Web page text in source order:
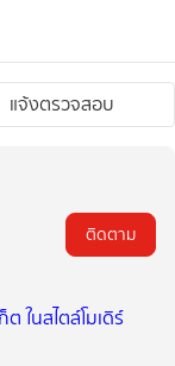
แจ้งตรวจสอบ
ติดตาม